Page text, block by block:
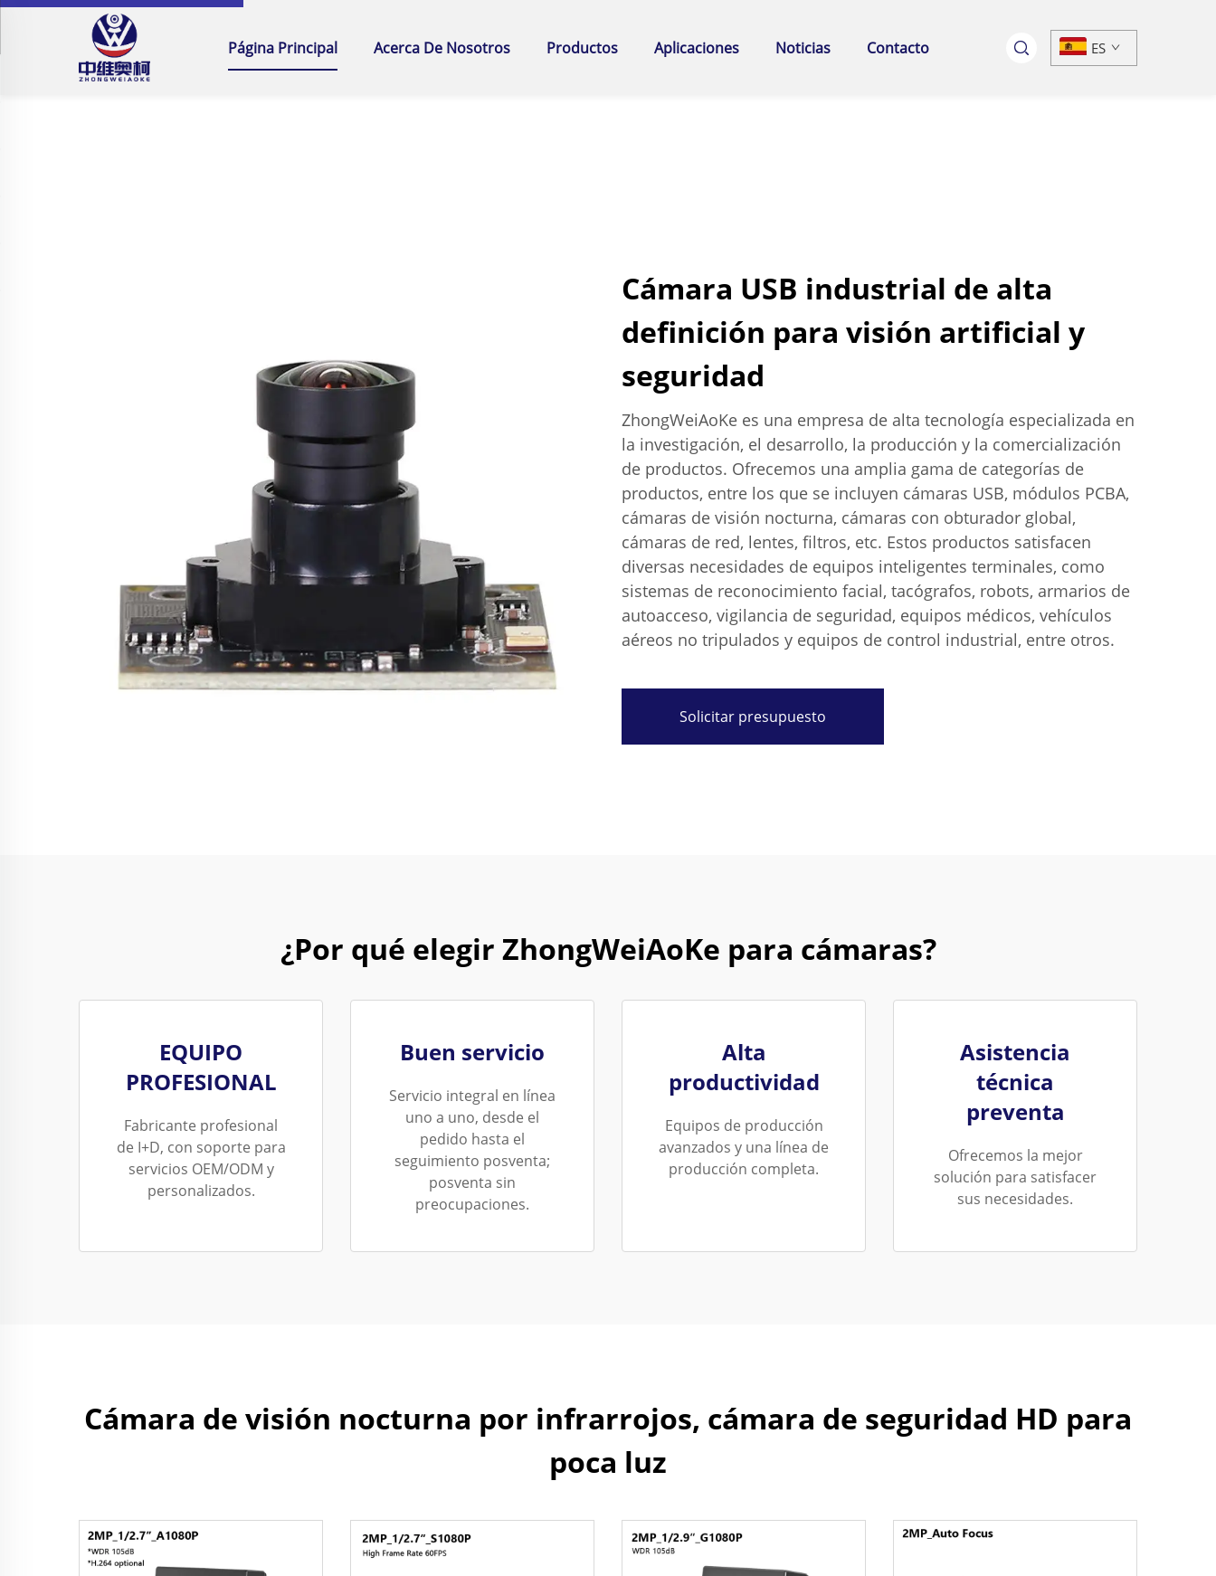
Página Principal Acerca De Nosotros Productos Aplicaciones Noticias Contacto ES
Cámara USB industrial de alta
definición para visión artificial y
seguridad
ZhongWeiAoKe es una empresa de alta tecnología especializada en
la investigación, el desarrollo, la producción y la comercialización
de productos. Ofrecemos una amplia gama de categorías de
productos, entre los que se incluyen cámaras USB, módulos PCBA,
cámaras de visión nocturna, cámaras con obturador global,
cámaras de red, lentes, filtros, etc. Estos productos satisfacen
diversas necesidades de equipos inteligentes terminales, como
sistemas de reconocimiento facial, tacógrafos, robots, armarios de
autoacceso, vigilancia de seguridad, equipos médicos, vehículos
aéreos no tripulados y equipos de control industrial, entre otros.
Solicitar presupuesto
¿Por qué elegir ZhongWeiAoKe para cámaras?
EQUIPO
PROFESIONAL
Fabricante profesional
de I+D, con soporte para
servicios OEM/ODM y
personalizados.
Buen servicio
Servicio integral en línea
uno a uno, desde el
pedido hasta el
seguimiento posventa;
posventa sin
preocupaciones.
Alta
productividad
Equipos de producción
avanzados y una línea de
producción completa.
Asistencia
técnica
preventa
Ofrecemos la mejor
solución para satisfacer
sus necesidades.
Cámara de visión nocturna por infrarrojos, cámara de seguridad HD para
poca luz